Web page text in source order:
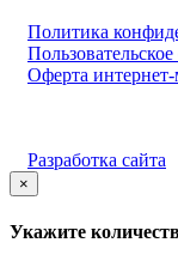
Политика
Оферта интернет-
Разработка сайта
×
Укажите